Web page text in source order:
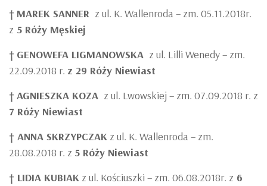
† MAREK SANNER z ul. K. Wallenroda – zm. 05.11.2018r.
z 5 Róży Męskiej
† GENOWEFA LIGMANOWSKA z ul. Lilli Wenedy – zm.
22.09.2018 r. z 29 Róży Niewiast
† AGNIESZKA KOZA z ul. Lwowskiej – zm. 07.09.2018 r. z
7 Róży Niewiast
† ANNA SKRZYPCZAK z ul. K. Wallenroda – zm.
28.08.2018 r. z 5 Róży Niewiast
† LIDIA KUBIAK z ul. Kościuszki – zm. 06.08.2018r. z 6